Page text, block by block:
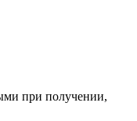
при получении,